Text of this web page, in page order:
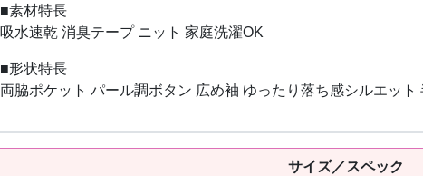
■素材特長
吸水速乾 消臭テープ ニット 家庭洗濯OK
■形状特長
両脇ポケット パール調ボタン 広め袖 ゆったり落ち感シルエット
サイズ／スペック